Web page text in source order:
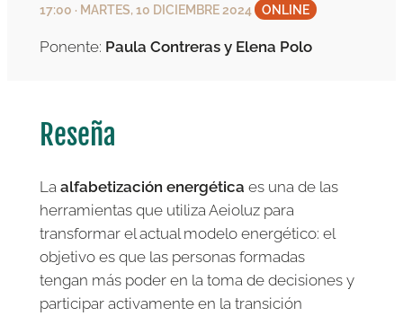
17:00 · MARTES, 10 DICIEMBRE 2024 ONLINE
Ponente: Paula Contreras y Elena Polo
Reseña
La alfabetización energética es una de las
herramientas que utiliza Aeioluz para
transformar el actual modelo energético: el
objetivo es que las personas formadas
tengan más poder en la toma de decisiones y
participar activamente en la transición